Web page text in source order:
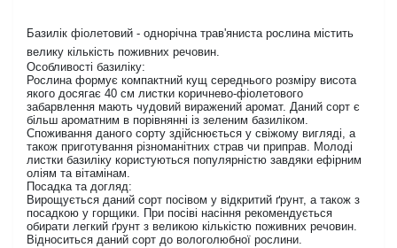
Базилік фіолетовий - однорічна трав'яниста рослина містить
велику кількість поживних речовин.
Особливості базиліку:
Рослина формує компактний кущ середнього розміру висота
якого досягає 40 см листки коричнево-фіолетового
забарвлення мають чудовий виражений аромат. Даний сорт є
більш ароматним в порівнянні із зеленим базиліком.
Споживання даного сорту здійснюється у свіжому вигляді, а
також приготування різноманітних страв чи приправ. Молоді
листки базиліку користуються популярністю завдяки ефірним
оліям та вітамінам.
Посадка та догляд:
Вирощується даний сорт посівом у відкритий ґрунт, а також з
посадкою у горщики. При посіві насіння рекомендується
обирати легкий ґрунт з великою кількістю поживних речовин.
Відноситься даний сорт до вологолюбної рослини.